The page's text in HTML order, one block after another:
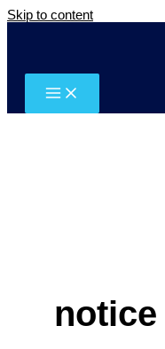
Skip to content
notice